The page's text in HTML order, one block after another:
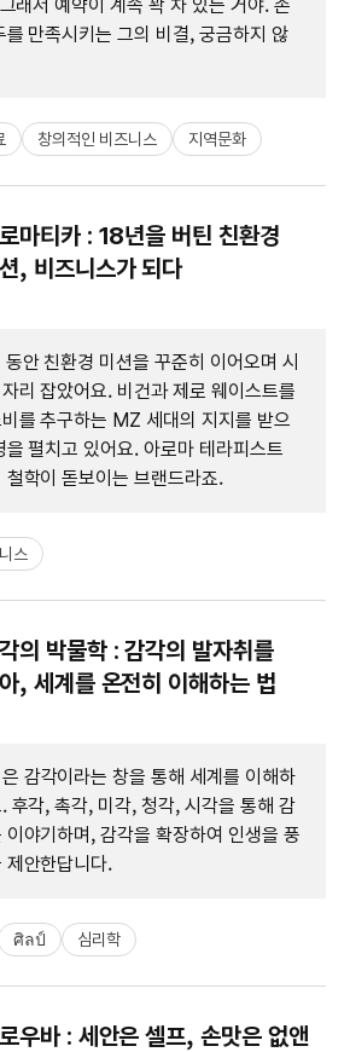
래서 예약이 계속 꽉 차 있는 거야. 손
를 만족시키는 그의 비결, 궁금하지 않
창의적인 비즈니스 지역문화
마티카 : 18년을 버틴 친환경
, 비즈니스가 되다
안 친환경 미션을 꾸준히 이어오며 시
리 잡았어요. 비건과 제로 웨이스트를
를 추구하는 MZ 세대의 지지를 받으
을 펼치고 있어요. 아로마 테라피스트
학이 돋보이는 브랜드라죠.
스
의 박물학 : 감각의 발자취를
, 세계를 온전히 이해하는 법
감각이라는 창을 통해 세계를 이해하
후각, 촉각, 미각, 청각, 시각을 통해 감
야기하며, 감각을 확장하여 인생을 풍
제안한답니다.
ศิลป์ 심리학
우바 : 세안은 셀프, 손맛은 없앤